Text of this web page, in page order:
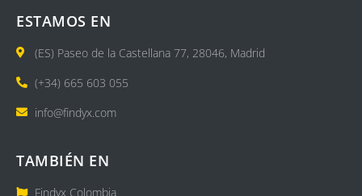
ESTAMOS EN
(ES) Paseo de la Castellana 77, 28046, Madrid
(+34) 665 603 055
info@findyx.com
TAMBIÉN EN
Findyx Colombia